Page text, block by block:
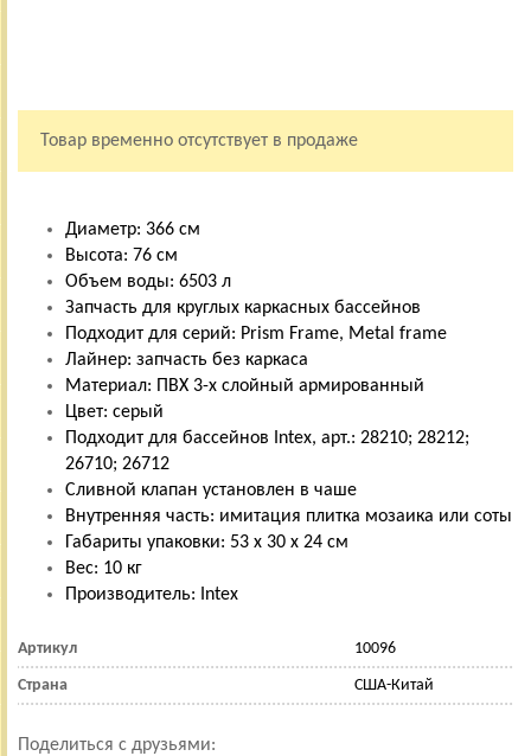
Товар временно отсутствует в продаже
Диаметр: 366 см
Высота: 76 см
Объем воды: 6503 л
Запчасть для круглых каркасных бассейнов
Подходит для серий: Prism Frame, Metal frame
Лайнер: запчасть без каркаса
Материал: ПВХ 3-х слойный армированный
Цвет: серый
Подходит для бассейнов Intex, арт.: 28210; 28212;
26710; 26712
Сливной клапан установлен в чаше
Внутренняя часть: имитация плитка мозаика или соты
Габариты упаковки: 53 х 30 х 24 см
Вес: 10 кг
Производитель: Intex
Артикул 10096
Страна США-Китай
Поделиться с друзьями: